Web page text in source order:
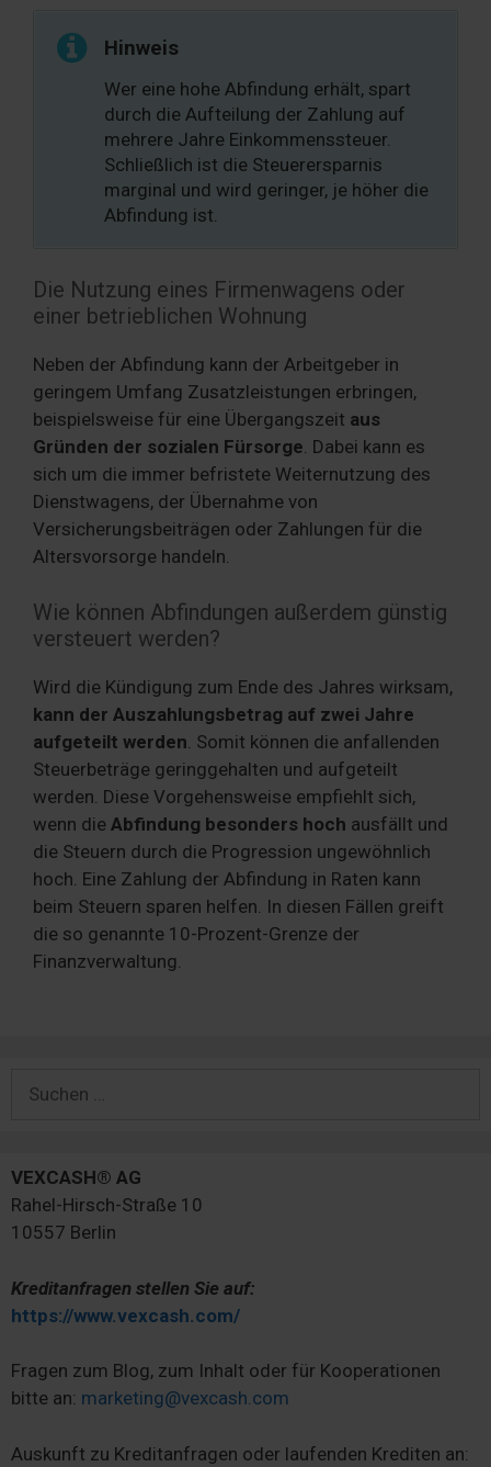
Hinweis
Wer eine hohe Abfindung erhält, spart
durch die Aufteilung der Zahlung auf
mehrere Jahre Einkommenssteuer.
Schließlich ist die Steuerersparnis
marginal und wird geringer, je höher die
Abfindung ist.
Die Nutzung eines Firmenwagens oder
einer betrieblichen Wohnung
Neben der Abfindung kann der Arbeitgeber in
geringem Umfang Zusatzleistungen erbringen,
beispielsweise für eine Übergangszeit aus
Gründen der sozialen Fürsorge. Dabei kann es
sich um die immer befristete Weiternutzung des
Dienstwagens, der Übernahme von
Versicherungsbeiträgen oder Zahlungen für die
Altersvorsorge handeln.
Wie können Abfindungen außerdem günstig
versteuert werden?
Wird die Kündigung zum Ende des Jahres wirksam,
kann der Auszahlungsbetrag auf zwei Jahre
aufgeteilt werden . Somit können die anfallenden
Steuerbeträge geringgehalten und aufgeteilt
werden. Diese Vorgehensweise empfiehlt sich,
wenn die Abfindung besonders hoch ausfällt und
die Steuern durch die Progression ungewöhnlich
hoch. Eine Zahlung der Abfindung in Raten kann
beim Steuern sparen helfen. In diesen Fällen greift
die so genannte 10-Prozent-Grenze der
Finanzverwaltung.
VEXCASH® AG
Rahel-Hirsch-Straße 10
10557 Berlin
Kreditanfragen stellen Sie auf:
https://www.vexcash.com/
Fragen zum Blog, zum Inhalt oder für Kooperationen
bitte an: marketing@vexcash.com
Auskunft zu Kreditanfragen oder laufenden Krediten an: